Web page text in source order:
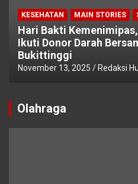
KESEHATAN MAIN STORIES
Hari Bakti
Ikuti Donor Darah
Bukittinggi
November 13, 2025 Redaksi
Olahraga